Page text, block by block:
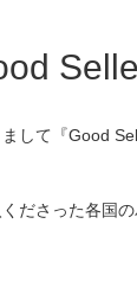
して『Good
ださった各国